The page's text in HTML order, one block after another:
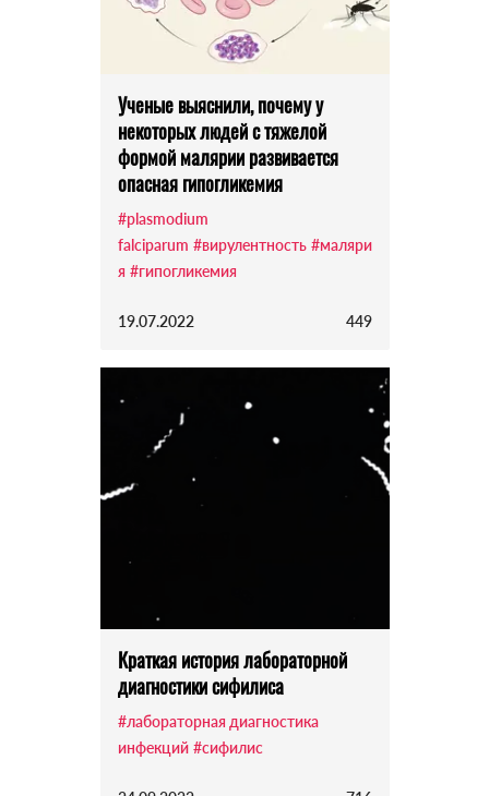
Ученые выяснили, почему у
некоторых людей с тяжелой
формой малярии развивается
опасная гипогликемия
#plasmodium
falciparum #вирулентность #маляри
я #гипогликемия
19.07.2022 449
Краткая история лабораторной
диагностики сифилиса
#лабораторная диагностика
инфекций #сифилис